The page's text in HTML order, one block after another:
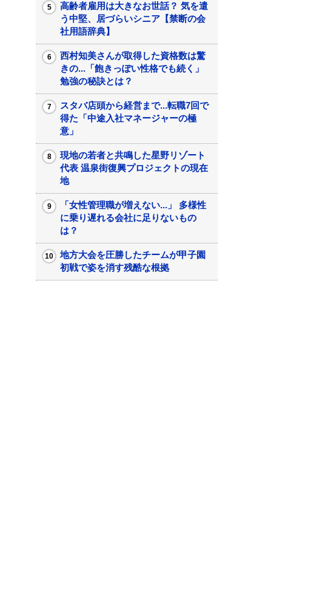
高齢者雇用は大きなお世話？ 気を遣
う中堅、居づらいシニア【禁断の会
社用語辞典】
西村知美さんが取得した資格数は驚
きの...「飽きっぽい性格でも続く」
勉強の秘訣とは？
スタバ店頭から経営まで...転職7回で
得た「中途入社マネージャーの極
意」
現地の若者と共鳴した星野リゾート
代表 温泉街復興プロジェクトの現在
地
「女性管理職が増えない...」 多様性
に乗り遅れる会社に足りないもの
は？
地方大会を圧勝したチームが甲子園
初戦で姿を消す残酷な根拠